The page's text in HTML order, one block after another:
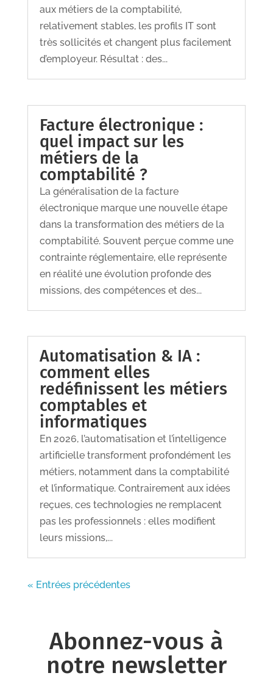
aux métiers de la comptabilité,
relativement stables, les profils IT sont
très sollicités et changent plus facilement
d’employeur. Résultat : des...
Facture électronique :
quel impact sur les
métiers de la
comptabilité ?
La généralisation de la facture
électronique marque une nouvelle étape
dans la transformation des métiers de la
comptabilité. Souvent perçue comme une
contrainte réglementaire, elle représente
en réalité une évolution profonde des
missions, des compétences et des...
Automatisation & IA :
comment elles
redéfinissent les métiers
comptables et
informatiques
En 2026, l’automatisation et l’intelligence
artificielle transforment profondément les
métiers, notamment dans la comptabilité
et l’informatique. Contrairement aux idées
reçues, ces technologies ne remplacent
pas les professionnels : elles modifient
leurs missions,...
« Entrées précédentes
Abonnez-vous à
notre newsletter